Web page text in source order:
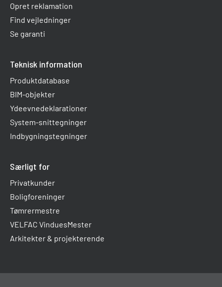
Opret reklamation
Find vejledninger
Se garanti
Teknisk information
Produktdatabase
BIM-objekter
Ydeevnedeklarationer
System-snittegninger
Indbygningstegninger
Særligt for
Privatkunder
Boligforeninger
Tømrermestre
VELFAC VinduesMester
Arkitekter & projekterende